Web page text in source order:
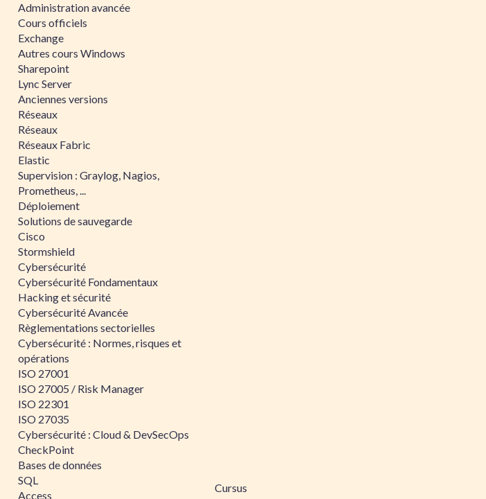
Administration avancée
Cours officiels
Exchange
Autres cours Windows
Sharepoint
Lync Server
Anciennes versions
Réseaux
Réseaux
Réseaux Fabric
Elastic
Supervision : Graylog, Nagios,
Prometheus, ...
Déploiement
Solutions de sauvegarde
Cisco
Stormshield
Cybersécurité
Cybersécurité Fondamentaux
Hacking et sécurité
Cybersécurité Avancée
Règlementations sectorielles
Cybersécurité : Normes, risques et
opérations
ISO 27001
ISO 27005 / Risk Manager
ISO 22301
ISO 27035
Cybersécurité : Cloud & DevSecOps
CheckPoint
Bases de données
SQL
Access
Cursus